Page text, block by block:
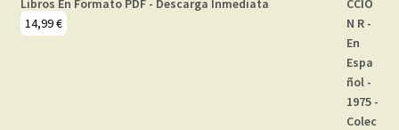
Libros En Formato PDF - Descarga Inmediata
14,99€